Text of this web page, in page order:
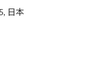
日本